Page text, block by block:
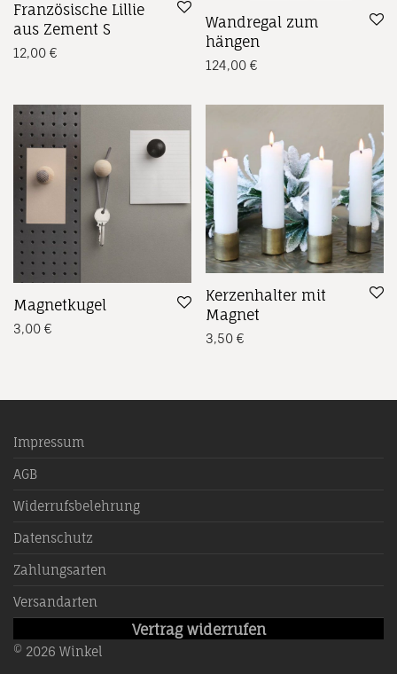
Französische Lillie
aus Zement S
12,00 €
Wandregal zum
hängen
124,00 €
Magnetkugel
3,00 €
Kerzenhalter mit
Magnet
3,50 €
Impressum
AGB
Widerrufsbelehrung
Datenschutz
Zahlungsarten
Versandarten
Vertrag widerrufen
© 2026 Winkel